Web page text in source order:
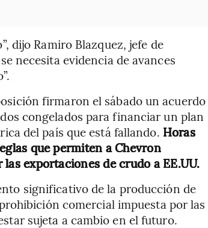
dijo Ramiro Blazquez, jefe de
necesita evidencia de avances
firmaron el sábado un acuerdo
congelados para financiar un plan
del país que está fallando. Horas
que permiten a Chevron
exportaciones de crudo a EE.UU.
significativo de la producción de
comercial impuesta por las
sujeta a cambio en el futuro.